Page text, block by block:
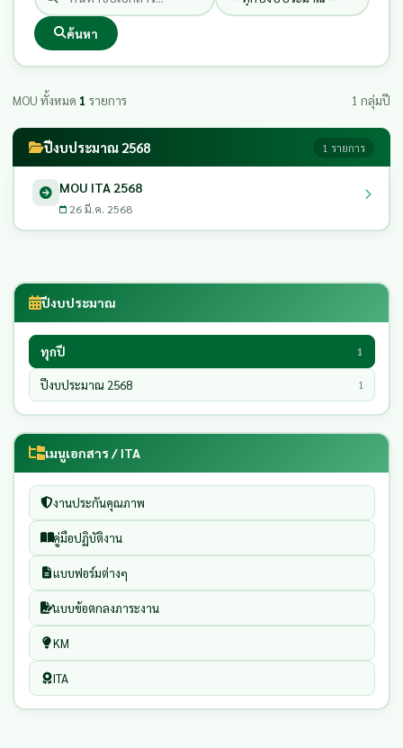
ค้นหา
MOU ทั้งหมด 1 รายการ 1 กลุ่มปี
ปีงบประมาณ 2568 1 รายการ
MOU ITA 2568
26 มี.ค. 2568
ปีงบประมาณ
ทุกปี 1
ปีงบประมาณ 2568 1
เมนูเอกสาร / ITA
งานประกันคุณภาพ
คู่มือปฏิบัติงาน
แบบฟอร์มต่างๆ
แบบข้อตกลงภาระงาน
KM
ITA